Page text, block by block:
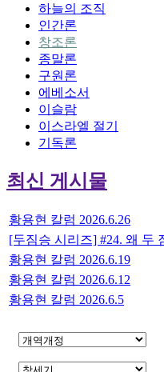
하늘의 조직
인간론
창조론
종말론
구원론
에베소서
이슬람
이스라엘 절기
기독론
최신 게시물
황용현 칼럼 2026.6.26
[두짐승 시리즈] #24. 왜 두
황용현 칼럼 2026.6.19
황용현 칼럼 2026.6.12
황용현 칼럼 2026.6.5